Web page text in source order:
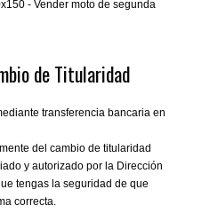
de Titularidad
transferencia bancaria en
del cambio de titularidad
y autorizado por la Dirección
tengas la seguridad de que
correcta.